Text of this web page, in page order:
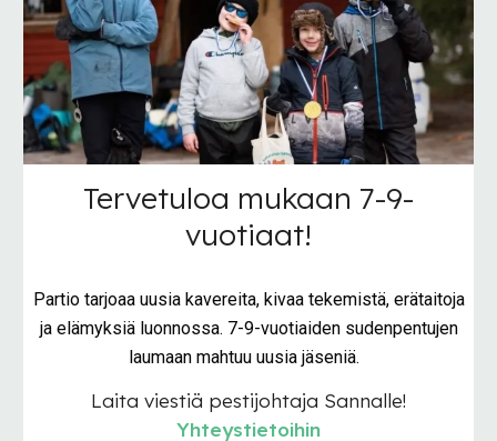
Tervetuloa mukaan 7-9-
vuotiaat!
Partio tarjoaa uusia kavereita, kivaa tekemistä, erätaitoja
ja elämyksiä luonnossa. 7-9-vuotiaiden sudenpentujen
laumaan mahtuu uusia jäseniä.
Laita viestiä pestijohtaja Sannalle!
Yhteystietoihin